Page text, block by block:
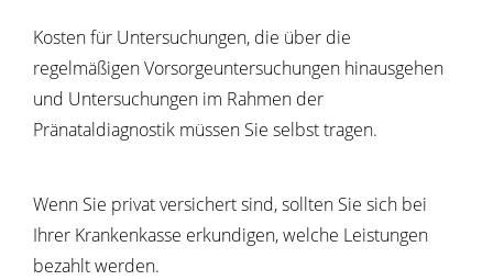
Kosten für Untersuchungen, die über die
regelmäßigen Vorsorgeuntersuchungen hinausgehen
und Untersuchungen im Rahmen der
Pränataldiagnostik müssen Sie selbst tragen.
Wenn Sie privat versichert sind, sollten Sie sich bei
Ihrer Krankenkasse erkundigen, welche Leistungen
bezahlt werden.